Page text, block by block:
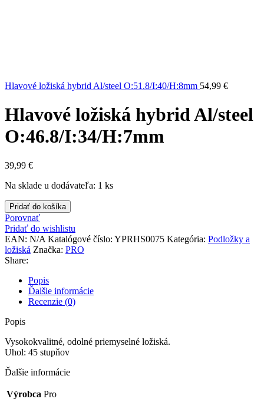
Hlavové ložiská hybrid Al/steel O:51.8/I:40/H:8mm 54,99 €
Hlavové ložiská hybrid Al/steel
O:46.8/I:34/H:7mm
39,99 €
Na sklade u dodávateľa: 1 ks
množstvo
Hlavové
ložiská
hybrid
Al/steel
O:46.8/I:34/H:7mm
Pridať do košíka
Porovnať
Pridať do wishlistu
EAN: N/A Katalógové číslo: YPRHS0075 Kategória: Podložky a
ložiská Značka: PRO
Share:
Popis
Ďalšie informácie
Recenzie (0)
Popis
Vysokokvalitné, odolné priemyselné ložiská.
Uhol: 45 stupňov
Ďalšie informácie
Výrobca Pro